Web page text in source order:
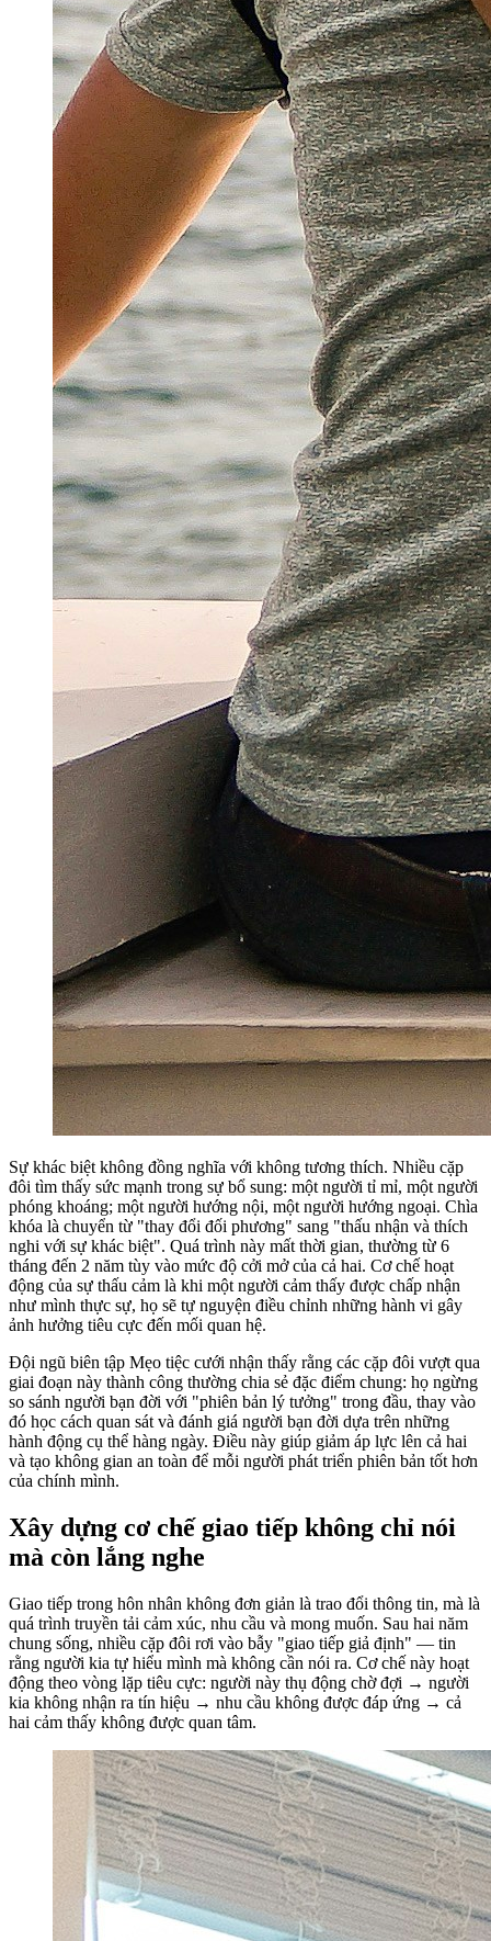
Sự khác biệt không đồng nghĩa với không tương thích. Nhiều cặp
đôi tìm thấy sức mạnh trong sự bổ sung: một người tỉ mỉ, một người
phóng khoáng; một người hướng nội, một người hướng ngoại. Chìa
khóa là chuyển từ "thay đổi đối phương" sang "thấu nhận và thích
nghi với sự khác biệt". Quá trình này mất thời gian, thường từ 6
tháng đến 2 năm tùy vào mức độ cởi mở của cả hai. Cơ chế hoạt
động của sự thấu cảm là khi một người cảm thấy được chấp nhận
như mình thực sự, họ sẽ tự nguyện điều chỉnh những hành vi gây
ảnh hưởng tiêu cực đến mối quan hệ.
Đội ngũ biên tập Mẹo tiệc cưới nhận thấy rằng các cặp đôi vượt qua
giai đoạn này thành công thường chia sẻ đặc điểm chung: họ ngừng
so sánh người bạn đời với "phiên bản lý tưởng" trong đầu, thay vào
đó học cách quan sát và đánh giá người bạn đời dựa trên những
hành động cụ thể hàng ngày. Điều này giúp giảm áp lực lên cả hai
và tạo không gian an toàn để mỗi người phát triển phiên bản tốt hơn
của chính mình.
Xây dựng cơ chế giao tiếp không chỉ nói
mà còn lắng nghe
Giao tiếp trong hôn nhân không đơn giản là trao đổi thông tin, mà là
quá trình truyền tải cảm xúc, nhu cầu và mong muốn. Sau hai năm
chung sống, nhiều cặp đôi rơi vào bẫy "giao tiếp giả định" — tin
rằng người kia tự hiểu mình mà không cần nói ra. Cơ chế này hoạt
động theo vòng lặp tiêu cực: người này thụ động chờ đợi → người
kia không nhận ra tín hiệu → nhu cầu không được đáp ứng → cả
hai cảm thấy không được quan tâm.